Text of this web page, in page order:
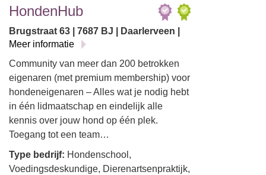
HondenHub
Brugstraat 63 | 7687 BJ | Daarlerveen |
Meer informatie
Community van meer dan 200 betrokken
eigenaren (met premium membership) voor
hondeneigenaren – Alles wat je nodig hebt
in één lidmaatschap en eindelijk alle
kennis over jouw hond op één plek.
Toegang tot een team…
Type bedrijf: Hondenschool,
Voedingsdeskundige, Dierenartsenpraktijk,